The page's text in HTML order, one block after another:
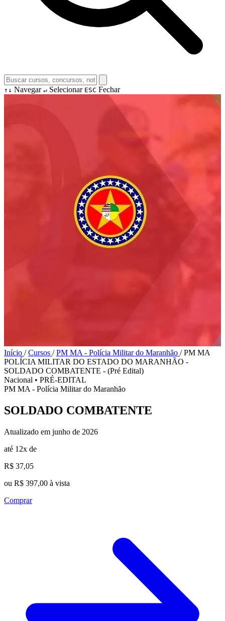
↑↓ Navegar ↵ Selecionar ESC Fechar
Início / Cursos / PM MA - Polícia Militar do Maranhão / PM MA
POLÍCIA MILITAR DO ESTADO DO MARANHÃO -
SOLDADO COMBATENTE - (Pré Edital)
Nacional • PRÉ-EDITAL
PM MA - Polícia Militar do Maranhão
SOLDADO COMBATENTE
Atualizado em junho de 2026
até 12x de
R$ 37,05
ou R$ 397,00 à vista
Comprar